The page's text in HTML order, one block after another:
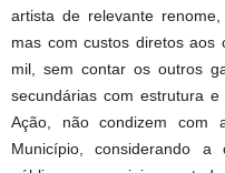
artista de relevante
mas com custos diretos aos
mil, sem contar os outros
secundárias com estrutura
Ação, não condizem com
Município, considerando